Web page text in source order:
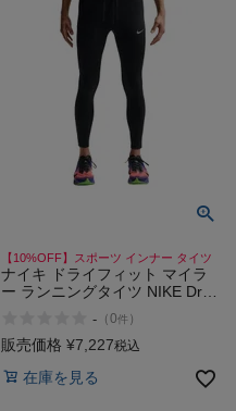
【10%OFF】スポーツ インナー タイツ
ナイキ ドライフィット マイラ
ー ランニングタイツ NIKE Dri-
- （0件 ）
販売価格 ¥7,227税込
在庫を見る